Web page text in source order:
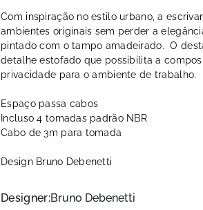
Com inspiração no estilo urbano, a
ambientes originais sem perder a
pintado com o tampo amadeirado. O
detalhe estofado que possibilita a
privacidade para o ambiente de trabalho.
Espaço passa cabos
Incluso 4 tomadas padrão NBR
Cabo de 3m para tomada
Design Bruno Debenetti
Designer:Bruno Debenetti